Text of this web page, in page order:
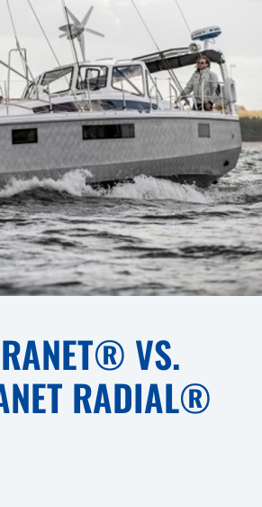
VS.
RADIAL®